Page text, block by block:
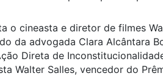
o cineasta e diretor de filmes
da advogada Clara Alcântara
Direta de
Walter Salles, vencedor do